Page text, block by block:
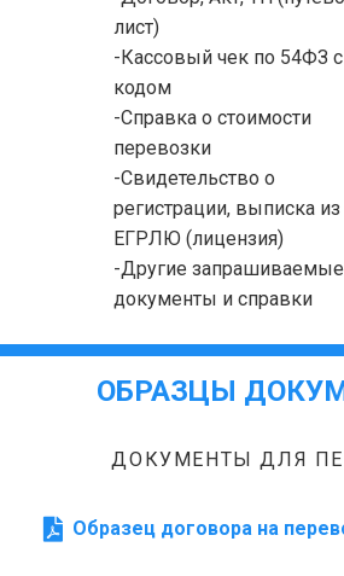
лист)
-Кассовый чек по 54ФЗ с
кодом
-Справка о стоимости
перевозки
-Свидетельство о
регистрации, выписка из
ЕГРЛЮ (лицензия)
-Другие запрашиваемые
документы и справки
ОБРАЗЦЫ
ДОКУМЕНТЫ ДЛЯ
Образец договора на